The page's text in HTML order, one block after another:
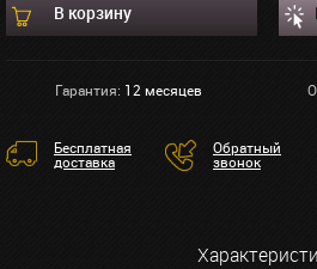
В корзину
Гарантия: 12 месяцев
Бесплатная
доставка
Обратный
звонок